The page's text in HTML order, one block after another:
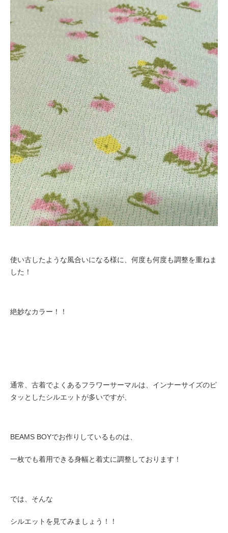
使い古したような風合いになる様に、何度も何度も調整を重ねま
した！
絶妙なカラー！！
通常、古着でよくあるフラワーサーマルは、インナーサイズのピ
タッとしたシルエットが多いですが、
BEAMS BOYでお作りしているものは、
一枚でも着用できる身幅と着丈に調整しております！
では、そんな
シルエットを見てみましょう！！